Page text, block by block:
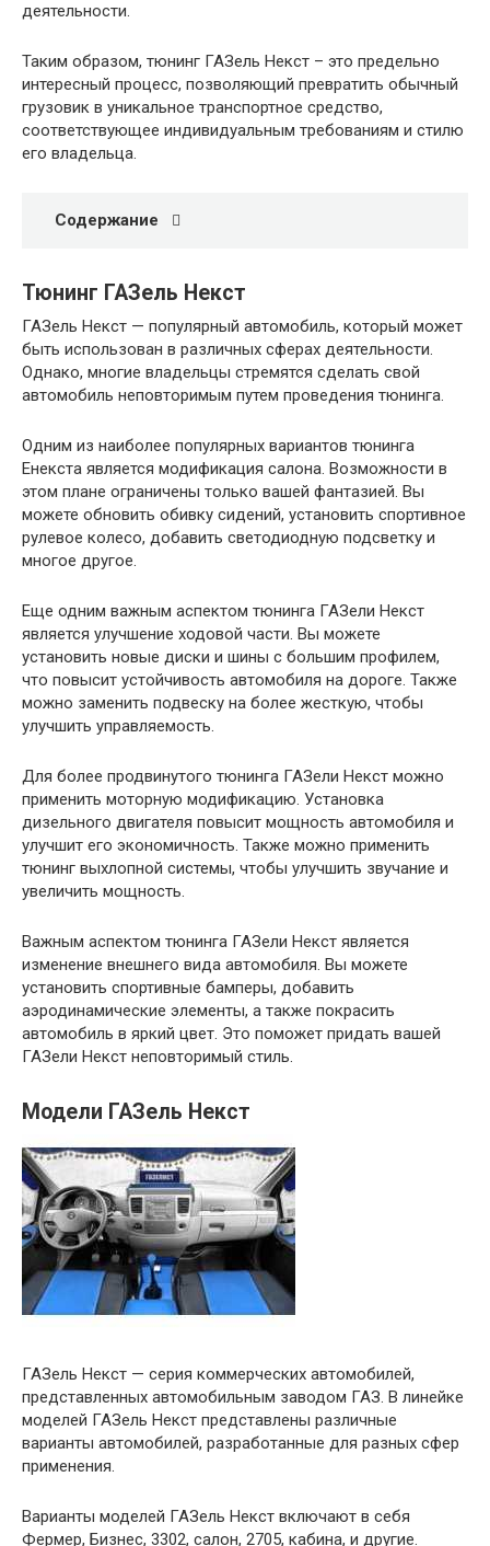
деятельности.
Таким образом, тюнинг ГАЗель Некст – это предельно
интересный процесс, позволяющий превратить обычный
грузовик в уникальное транспортное средство,
соответствующее индивидуальным требованиям и стилю
его владельца.
Содержание
Тюнинг ГАЗель Некст
ГАЗель Некст — популярный автомобиль, который может
быть использован в различных сферах деятельности.
Однако, многие владельцы стремятся сделать свой
автомобиль неповторимым путем проведения тюнинга.
Одним из наиболее популярных вариантов тюнинга
Енекста является модификация салона. Возможности в
этом плане ограничены только вашей фантазией. Вы
можете обновить обивку сидений, установить спортивное
рулевое колесо, добавить светодиодную подсветку и
многое другое.
Еще одним важным аспектом тюнинга ГАЗели Некст
является улучшение ходовой части. Вы можете
установить новые диски и шины с большим профилем,
что повысит устойчивость автомобиля на дороге. Также
можно заменить подвеску на более жесткую, чтобы
улучшить управляемость.
Для более продвинутого тюнинга ГАЗели Некст можно
применить моторную модификацию. Установка
дизельного двигателя повысит мощность автомобиля и
улучшит его экономичность. Также можно применить
тюнинг выхлопной системы, чтобы улучшить звучание и
увеличить мощность.
Важным аспектом тюнинга ГАЗели Некст является
изменение внешнего вида автомобиля. Вы можете
установить спортивные бамперы, добавить
аэродинамические элементы, а также покрасить
автомобиль в яркий цвет. Это поможет придать вашей
ГАЗели Некст неповторимый стиль.
Модели ГАЗель Некст
ГАЗель Некст — серия коммерческих автомобилей,
представленных автомобильным заводом ГАЗ. В линейке
моделей ГАЗель Некст представлены различные
варианты автомобилей, разработанные для разных сфер
применения.
Варианты моделей ГАЗель Некст включают в себя
Фермер, Бизнес, 3302, салон, 2705, кабина, и другие.